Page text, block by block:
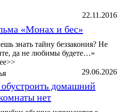
22.11.2016
«Монах и бес»
знать тайну беззакония? Не
да не любимы будете…»
29.06.2026
домашний
нет